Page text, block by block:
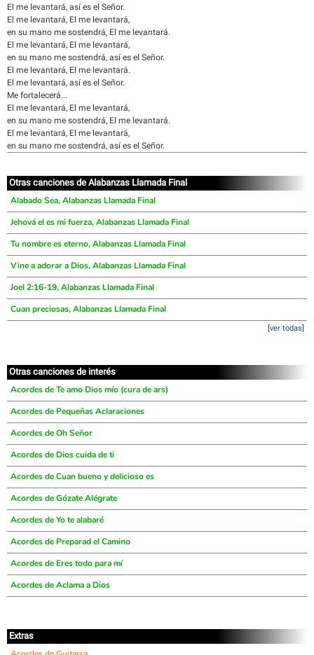
El me levantará, así es el Señor.
El me levantará, El me levantará,
en su mano me sostendrá, El me levantará.
El me levantará, El me levantará,
en su mano me sostendrá, así es el Señor.
El me levantará, El me levantará.
El me levantará, así es el Señor.
Me fortalecerá...
El me levantará, El me levantará,
en su mano me sostendrá, El me levantará.
El me levantará, El me levantará,
en su mano me sostendrá, así es el Señor.
Otras canciones de Alabanzas Llamada Final
Alabado Sea, Alabanzas Llamada Final
Jehová el es mi fuerza, Alabanzas Llamada Final
Tu nombre es eterno, Alabanzas Llamada Final
Vine a adorar a Dios, Alabanzas Llamada Final
Joel 2:16-19, Alabanzas Llamada Final
Cuan preciosas, Alabanzas Llamada Final
[ver todas]
Otras canciones de interés
Acordes de Te amo Dios mío (cura de ars)
Acordes de Pequeñas Aclaraciones
Acordes de Oh Señor
Acordes de Dios cuida de ti
Acordes de Cuan bueno y delicioso es
Acordes de Gózate Alégrate
Acordes de Yo te alabaré
Acordes de Preparad el Camino
Acordes de Eres todo para mí
Acordes de Aclama a Dios
Extras